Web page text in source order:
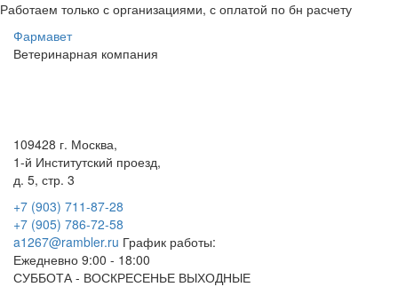
Работаем только с организациями, с оплатой по бн расчету
Фармавет
Ветеринарная компания
109428 г. Москва,
1-й Институтский проезд,
д. 5, стр. 3
+7 (903) 711-87-28
+7 (905) 786-72-58
a1267@rambler.ru График работы:
Ежедневно 9:00 - 18:00
СУББОТА - ВОСКРЕСЕНЬЕ ВЫХОДНЫЕ